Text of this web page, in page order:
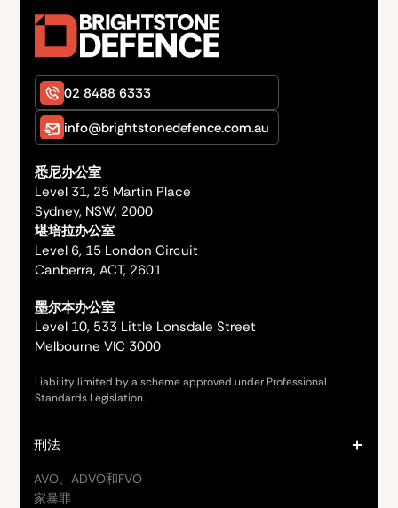
02 8488 6333
info@brightstonedefence.com.au
悉尼办公室
Level 31, 25 Martin Place
Sydney, NSW, 2000
堪培拉办公室
Level 6, 15 London Circuit
Canberra, ACT, 2601
墨尔本办公室
Level 10, 533 Little Lonsdale Street
Melbourne VIC 3000
Liability limited by a scheme approved under Professional
Standards Legislation.
刑法
AVO、ADVO和FVO
家暴罪